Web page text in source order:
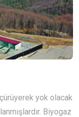
yok olacak
Biyogaz